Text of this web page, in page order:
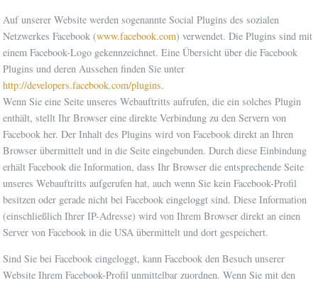
Auf unserer Website werden sogenannte Social Plugins des sozialen
Netzwerkes Facebook (www.facebook.com) verwendet. Die Plugins sind mit
einem Facebook-Logo gekennzeichnet. Eine Übersicht über die Facebook
Plugins und deren Aussehen finden Sie unter
http://developers.facebook.com/plugins.
Wenn Sie eine Seite unseres Webauftritts aufrufen, die ein solches Plugin
enthält, stellt Ihr Browser eine direkte Verbindung zu den Servern von
Facebook her. Der Inhalt des Plugins wird von Facebook direkt an Ihren
Browser übermittelt und in die Seite eingebunden. Durch diese Einbindung
erhält Facebook die Information, dass Ihr Browser die entsprechende Seite
unseres Webauftritts aufgerufen hat, auch wenn Sie kein Facebook-Profil
besitzen oder gerade nicht bei Facebook eingeloggt sind. Diese Information
(einschließlich Ihrer IP-Adresse) wird von Ihrem Browser direkt an einen
Server von Facebook in die USA übermittelt und dort gespeichert.
Sind Sie bei Facebook eingeloggt, kann Facebook den Besuch unserer
Website Ihrem Facebook-Profil unmittelbar zuordnen. Wenn Sie mit den